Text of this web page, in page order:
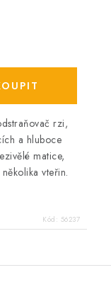
rzi,
a hluboce
matice,
vteřin.
Kód: 56237